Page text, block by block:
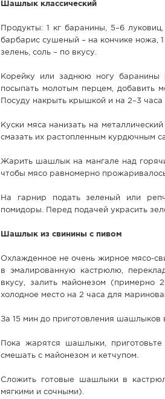
Шашлык классический
Продукты: 1 кг баранины, 5–6
барбарис сушеный – на кончике ножа,
зелень, соль – по вкусу.
Корейку или заднюю ногу баранины
посыпать молотым перцем, добавить
Посуду накрыть крышкой и на 2–3
Куски мяса нанизать на
смазать их растопленным курдючным
Жарить шашлык на мангале над
чтобы мясо равномерно
На гарнир подать зеленый или
помидоры. Перед подачей украсить
Шашлык из свинины с пивом
Охлажденное не очень жирное мясо-
в эмалированную кастрюлю,
вкусу, залить майонезом (примерно
холодное место на 2 часа для
За 15 мин до приготовления шашлыков
Пока жарятся шашлыки,
смешать с майонезом и кетчупом.
Сложить готовые шашлыки в
мягкими и сочными).